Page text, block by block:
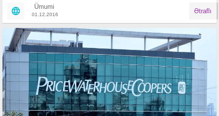
Ümumi
01.12.2016 Ətraflı